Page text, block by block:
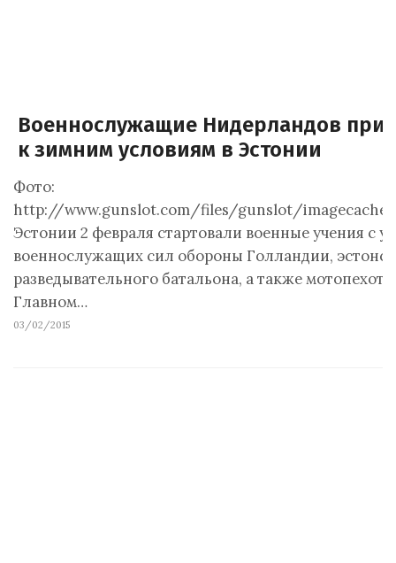
Военнослужащие Нидерландов
к зимним условиям в Эстонии
Фото:
http://www.gunslot.com/files/gunslot/
Эстонии 2 февраля стартовали военные учения с
военнослужащих cил обороны Голландии,
разведывательного батальона, а также
Главном…
03/02/2015